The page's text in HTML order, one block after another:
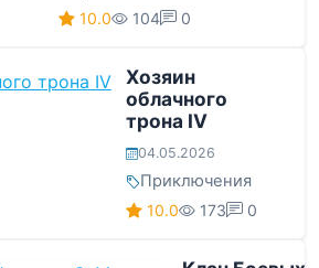
10.0 104 0
Хозяин
облачного
трона IV
04.05.2026
Приключения
10.0 173 0